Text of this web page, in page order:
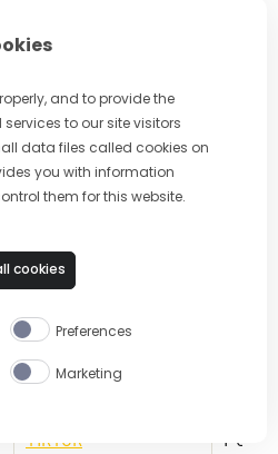
and to provide the
to our site visitors
data files called cookies on
you with information
them for this website.
cookies
Preferences
Marketing
www.crodino.com
TikTok